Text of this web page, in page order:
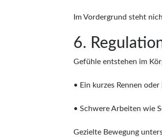
Im Vordergrund steht
6.
Gefühle entstehen im
• Ein kurzes Rennen
• Schwere Arbeiten wie
Gezielte Bewegung